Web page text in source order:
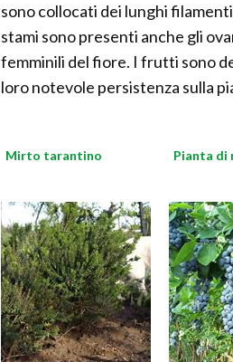
sono collocati dei lunghi
stami sono presenti anche gli
femminili del fiore. I frutti sono
loro notevole persistenza sulla
Mirto tarantino Pianta di